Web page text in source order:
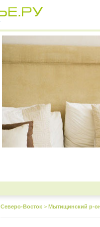
Северо-Восток > Мытищинский р-